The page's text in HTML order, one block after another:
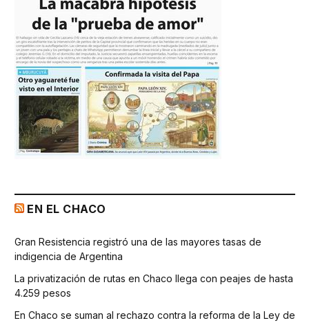
EN EL CHACO
Gran Resistencia registró una de las mayores tasas de
indigencia de Argentina
La privatización de rutas en Chaco llega con peajes de hasta
4.259 pesos
En Chaco se suman al rechazo contra la reforma de la Ley de